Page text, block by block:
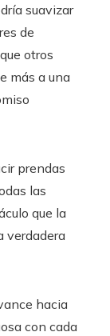
suavizar
de
otros
más a una
prendas
las
que la
verdadera
hacia
con cada